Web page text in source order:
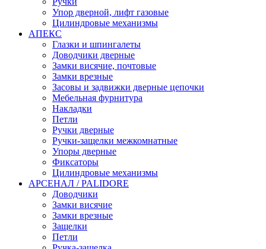
Упор дверной, лифт газовые
Цилиндровые механизмы
АПЕКС
Глазки и шпингалеты
Доводчики дверные
Замки висячие, почтовые
Замки врезные
Засовы и задвижки дверные цепочки
Мебельная фурнитура
Накладки
Петли
Ручки дверные
Ручки-защелки межкомнатные
Упоры дверные
Фиксаторы
Цилиндровые механизмы
АРСЕНАЛ / PALIDORE
Доводчики
Замки висячие
Замки врезные
Защелки
Петли